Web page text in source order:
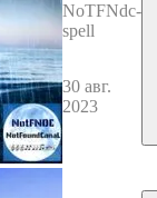
NoTFNdc-
spell
30 авг.
2023